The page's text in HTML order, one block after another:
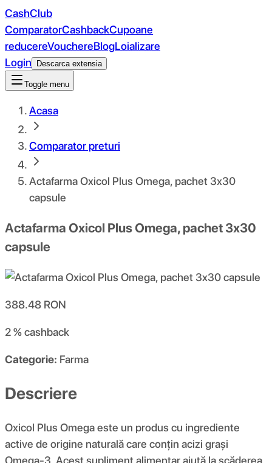
CashClub
ComparatorCashbackCupoane
reducereVouchereBlogLoializare
Login
Descarca extensia
Toggle menu
Acasa
Comparator preturi
Actafarma Oxicol Plus Omega, pachet 3x30
capsule
Actafarma Oxicol Plus Omega, pachet 3x30
capsule
388.48 RON
2 %cashback
Categorie: Farma
Descriere
Oxicol Plus Omega este un produs cu ingrediente
active de origine naturală care conțin acizi grași
Omega-3. Acest supliment alimentar ajută la scăderea